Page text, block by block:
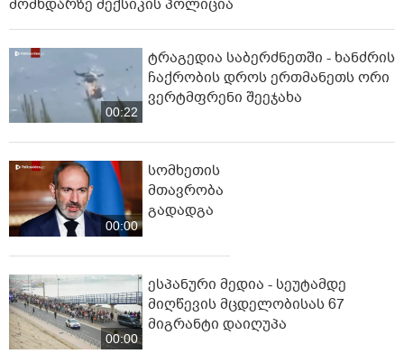
მომხდარზე მექსიკის პოლიცია
00:22
ტრაგედია საბერძნეთში - ხანძრის
ჩაქრობის დროს ერთმანეთს ორი
ვერტმფრენი შეეჯახა
00:00
სომხეთის
მთავრობა
გადადგა
00:00
ესპანური მედია - სეუტამდე
მიღწევის მცდელობისას 67
მიგრანტი დაიღუპა